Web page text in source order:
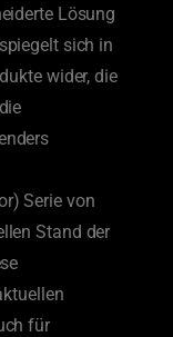
Lösung
sich in
wider, die
Serie von
Stand der
für